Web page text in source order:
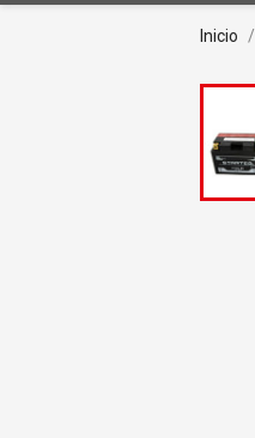
Inicio